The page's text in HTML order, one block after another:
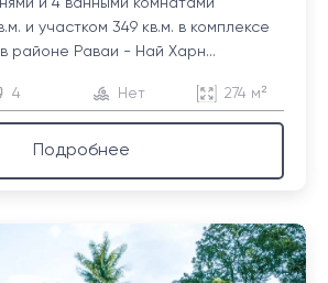
и 4 ванными комнатами
и участком 349 кв.м. в комплексе
районе Раваи - Най Харн...
4 Нет 274 м²
Подробнее